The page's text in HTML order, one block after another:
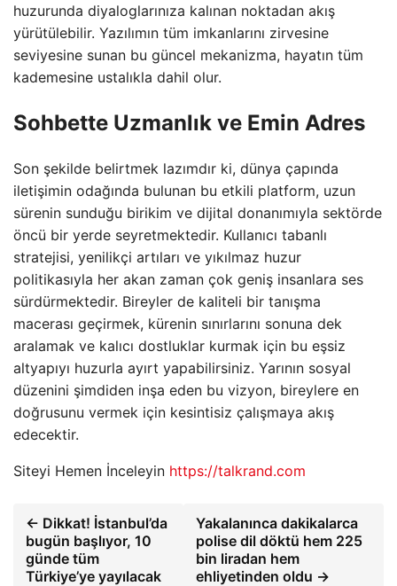
huzurunda diyaloglarınıza kalınan noktadan akış
yürütülebilir. Yazılımın tüm imkanlarını zirvesine
seviyesine sunan bu güncel mekanizma, hayatın tüm
kademesine ustalıkla dahil olur.
Sohbette Uzmanlık ve Emin Adres
Son şekilde belirtmek lazımdır ki, dünya çapında
iletişimin odağında bulunan bu etkili platform, uzun
sürenin sunduğu birikim ve dijital donanımıyla sektörde
öncü bir yerde seyretmektedir. Kullanıcı tabanlı
stratejisi, yenilikçi artıları ve yıkılmaz huzur
politikasıyla her akan zaman çok geniş insanlara ses
sürdürmektedir. Bireyler de kaliteli bir tanışma
macerası geçirmek, kürenin sınırlarını sonuna dek
aralamak ve kalıcı dostluklar kurmak için bu eşsiz
altyapıyı huzurla ayırt yapabilirsiniz. Yarının sosyal
düzenini şimdiden inşa eden bu vizyon, bireylere en
doğrusunu vermek için kesintisiz çalışmaya akış
edecektir.
Siteyi Hemen İnceleyin https://talkrand.com
← Dikkat! İstanbul’da
bugün başlıyor, 10
günde tüm
Türkiye’ye yayılacak
Yakalanınca dakikalarca
polise dil döktü hem 225
bin liradan hem
ehliyetinden oldu →